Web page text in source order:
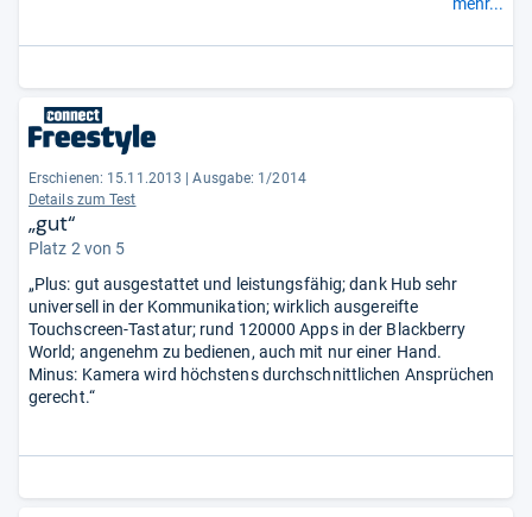
Erschienen: 15.11.2013
Ausgabe: 1/2014
Details zum Test
„gut“
Platz 2 von 5
„Plus: gut ausgestattet und leistungsfähig; dank Hub sehr
universell in der Kommunikation; wirklich ausgereifte
Touchscreen-Tastatur; rund 120000 Apps in der Blackberry
World; angenehm zu bedienen, auch mit nur einer Hand.
Minus: Kamera wird höchstens durchschnittlichen Ansprüchen
gerecht.“